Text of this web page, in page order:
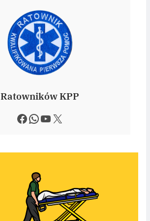
Ratowników KPP
Facebook WhatsApp YouTube X